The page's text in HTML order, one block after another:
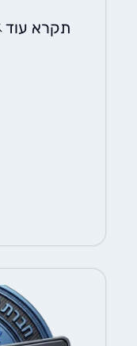
תקרא עוד